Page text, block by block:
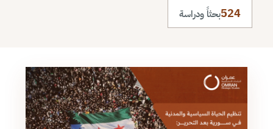
524بحثاً ودراسة